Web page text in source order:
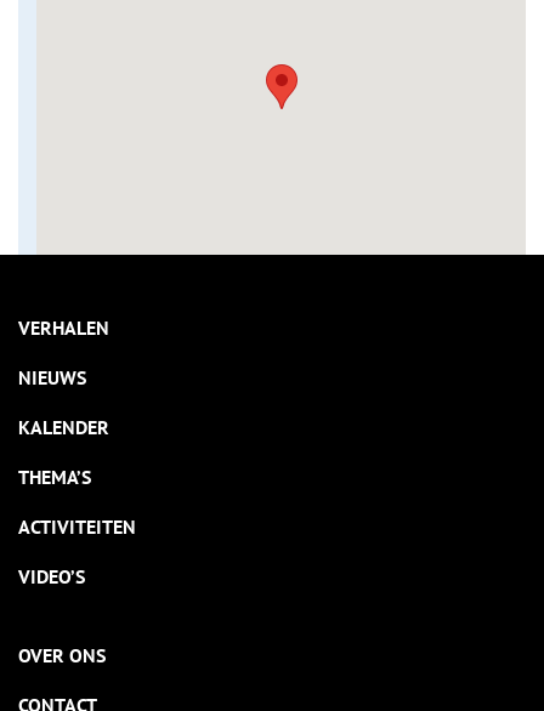
VERHALEN
NIEUWS
KALENDER
THEMA’S
ACTIVITEITEN
VIDEO’S
OVER ONS
CONTACT